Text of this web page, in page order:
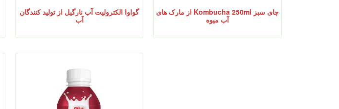
گواوا الکترولیت آب نارگیل از تولید کنندگان
آب
چای سبز Kombucha 250ml از مارک های
آب میوه